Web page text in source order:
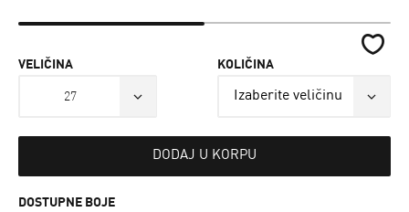
VELIČINA
27
KOLIČINA
DODAJ U KORPU
DOSTUPNE BOJE